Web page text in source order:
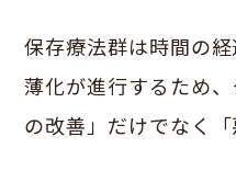
保存療法群は時間の
薄化が進行するため
の改善」だけでなく